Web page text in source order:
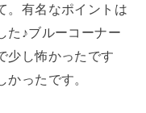
。有名なポイントは
た♪ブルーコーナー
少し怖かったです
ったです。